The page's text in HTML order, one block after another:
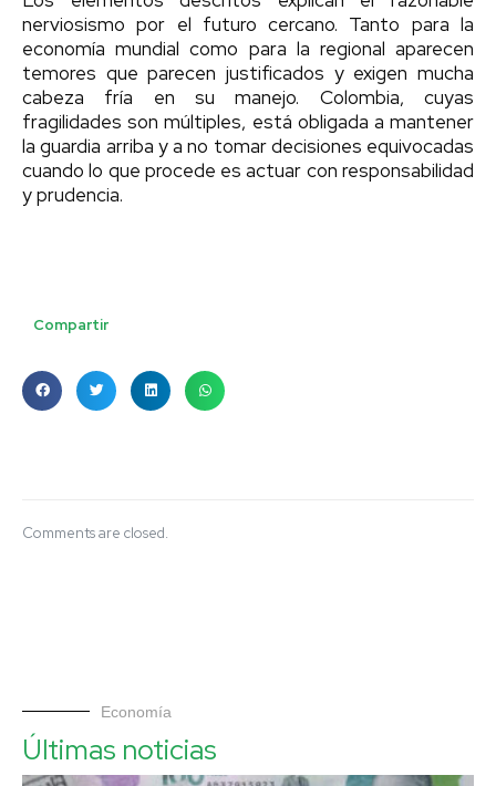
nerviosismo por el futuro cercano. Tanto para la
economía mundial como para la regional aparecen
temores que parecen justificados y exigen mucha
cabeza fría en su manejo. Colombia, cuyas
fragilidades son múltiples, está obligada a mantener
la guardia arriba y a no tomar decisiones equivocadas
cuando lo que procede es actuar con responsabilidad
y prudencia.
Compartir
Comments are closed.
Economía
Últimas noticias